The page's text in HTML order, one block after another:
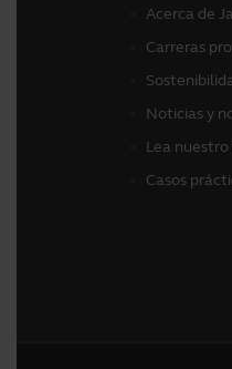
Acerca de
Carreras
Noticias y
Lea nuestro
Casos